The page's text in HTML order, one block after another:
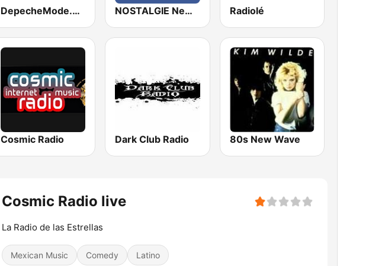
DepecheMode.be Radio NOSTALGIE New Wave Radiolé
Cosmic Radio Dark Club Radio 80s New Wave
Cosmic Radio live
La Radio de las Estrellas
Mexican Music Comedy Latino